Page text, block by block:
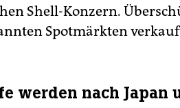
Shell-Konzern.
Spotmärkten
werden nach Japan